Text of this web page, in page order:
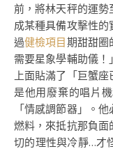
前，將林天秤的運
成某種具備攻擊性
過健檢項目期甜甜圈
需要星象學輔助儀！
上面貼滿了「巨蟹
是他用廢棄的唱片
「情感調節器」。
燃料，來抵抗那負
切的理性與冷靜…才